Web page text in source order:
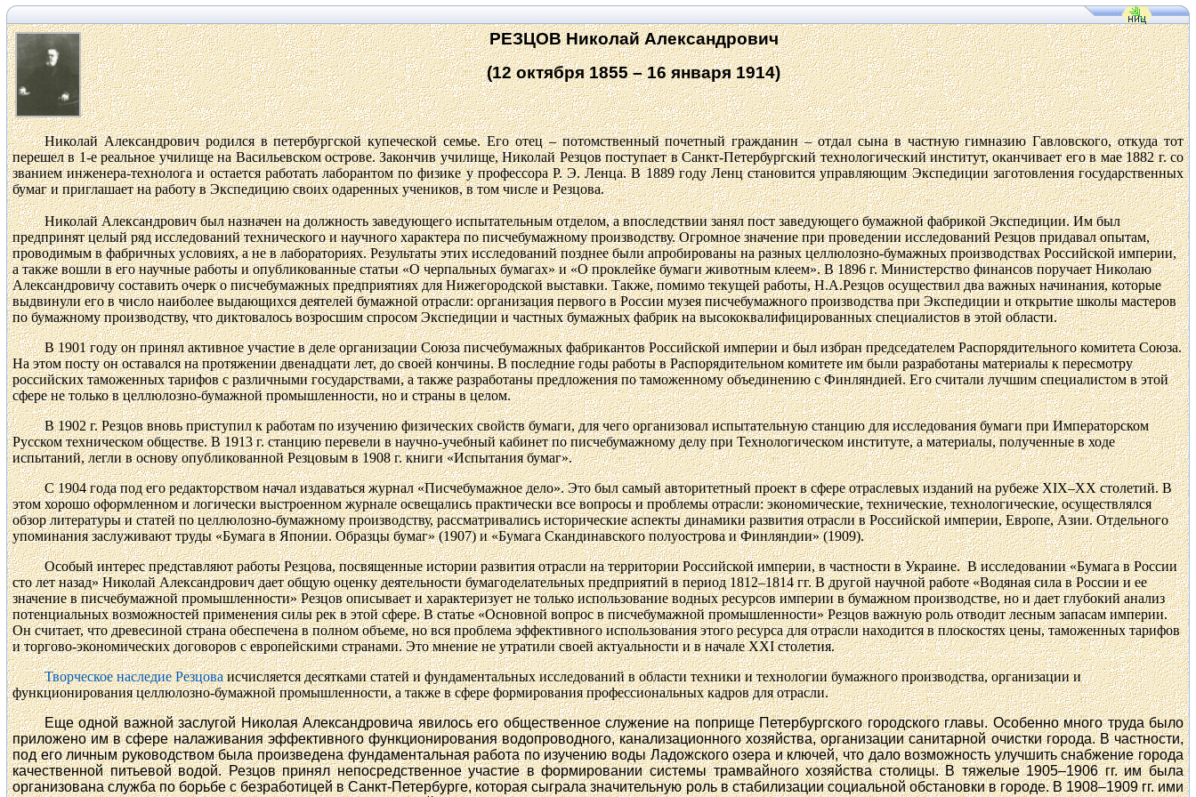
РЕЗЦОВ Николай Александрович
(12 октября 1855 – 16 января 1914)
Николай Александрович родился в петербургской купеческой семье. Его отец – потомственный почетный гражданин – отдал сына в частную гимназиюГавловского, откуда тот
перешел в 1-е реальное училище на Васильевском острове.Закончив училище, Николай Резцов поступает в Санкт-Петербургский технологический институт, оканчивает его в мае1882 г. со
званием инженера-технолога и остается работать лаборантом по физике у профессора Р. Э. Ленца. В 1889 годуЛенцстановится управляющим Экспедиции заготовления государственных
бумаг и приглашает на работу в Экспедицию своих одаренных учеников, в том числе иРезцова.
Николай Александрович был назначен на должность заведующего испытательным отделом, а впоследствии занял пост заведующего бумажной фабрикой Экспедиции. Им был
предпринят целый ряд исследований технического и научного характера по писчебумажному производству. Огромное значение при проведении исследований Резцов придавал опытам,
проводимым в фабричных условиях, а не в лабораториях.Результаты этих исследований позднее были апробированы на разных целлюлозно-бумажных производствах Российской империи,
а также вошли в его научные работы и опубликованные статьи «О черпальных бумагах» и «О проклейке бумаги животным клеем».В1896 г. Министерство финансов поручает Николаю
Александровичу составить очерк о писчебумажных предприятиях для Нижегородской выставки.Также, помимо текущей работы, Н.А.Резцов осуществил два важных начинания, которые
выдвинули его в число наиболее выдающихся деятелей бумажной отрасли: организация первого в России музея писчебумажного производства при Экспедиции и открытие школы мастеров
по бумажному производству, что диктовалось возросшим спросом Экспедиции и частных бумажных фабрик на высококвалифицированных специалистов в этой области.
В 1901 году он принял активное участие в деле организации Союза писчебумажных фабрикантов Российской империи и был избран председателем Распорядительного комитета Союза.
На этом посту он оставался на протяжении двенадцати лет, до своей кончины. В последние годы работы в Распорядительном комитете им были разработаны материалы к пересмотру
российских таможенных тарифов с различными государствами, а также разработаны предложения по таможенному объединению с Финляндией. Его считали лучшим специалистом в этой
сфере не только в целлюлозно-бумажной промышленности, но и страны в целом.
В1902 г. Резцов вновь приступил к работам по изучению физических свойств бумаги, для чего организовал испытательную станцию для исследования бумаги при Императорском
Русском техническом обществе. В1913 г. станцию перевели в научно-учебный кабинет по писчебумажному делу при Технологическом институте, а материалы, полученные в ходе
испытаний, легли в основу опубликованной Резцовым в1908 г. книги «Испытания бумаг».
С 1904 года под его редакторством начал издаваться журнал «Писчебумажное дело». Это был самый авторитетный проект в сфере отраслевых изданий на рубеже XIX–XX столетий. В
этом хорошо оформленном и логически выстроенном журнале освещались практически все вопросы и проблемы отрасли: экономические, технические, технологические, осуществлялся
обзор литературы и статей по целлюлозно-бумажному производству, рассматривались исторические аспекты динамики развития отрасли в Российской империи, Европе, Азии. Отдельного
упоминания заслуживают труды «Бумага в Японии. Образцы бумаг» (1907) и «Бумага Скандинавского полуострова и Финляндии» (1909).
Особый интерес представляют работыРезцова, посвященные истории развития отрасли на территории Российской империи, в частности в Украине. В исследовании «Бумага в России
сто лет назад» Николай Александрович дает общую оценку деятельности бумагоделательных предприятий в период 1812–1814 гг. В другой научной работе «Водяная сила в России и ее
значение в писчебумажной промышленности» Резцов описывает и характеризует не только использование водных ресурсов империи в бумажном производстве, но и дает глубокий анализ
потенциальных возможностей применения силы рек в этой сфере. В статье «Основной вопрос в писчебумажной промышленности» Резцов важную роль отводит лесным запасам империи.
Он считает, что древесиной страна обеспечена в полном объеме, но вся проблема эффективного использования этого ресурса для отрасли находится в плоскостях цены, таможенных тарифов
и торгово-экономических договоров с европейскими странами. Это мнение не утратили своей актуальности и в начале ХХIстолетия.
Творческое наследиеРезцоваисчисляется десятками статей и фундаментальных исследований в области техники и технологии бумажного производства, организации и
функционирования целлюлозно-бумажной промышленности, а также в сфере формирования профессиональных кадров для отрасли.
Еще одной важной заслугой Николая Александровича явилось его общественное служение на поприще Петербургского городского главы. Особенно много труда было
приложено им в сфере налаживания эффективного функционирования водопроводного, канализационного хозяйства, организации санитарной очистки города. В частности,
под его личным руководством была произведена фундаментальная работа по изучению воды Ладожского озера и ключей, что дало возможность улучшить снабжение города
качественной питьевой водой. Резцов принял непосредственное участие в формировании системы трамвайного хозяйства столицы. В тяжелые 1905–1906 гг. им была
организована служба по борьбе с безработицей в Санкт-Петербурге, которая сыграла значительную роль в стабилизации социальной обстановки в городе. В 1908–1909 гг. ими